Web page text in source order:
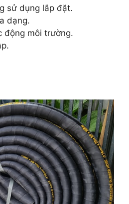
sử dụng lắp đặt.
dạng.
động môi trường.